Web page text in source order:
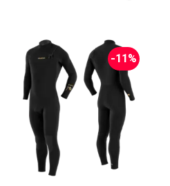
-11%